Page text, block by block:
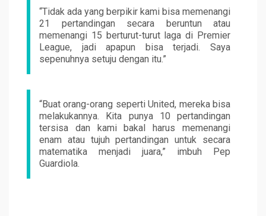
“Tidak ada yang berpikir kami bisa memenangi
21 pertandingan secara beruntun atau
memenangi 15 berturut-turut laga di Premier
League, jadi apapun bisa terjadi. Saya
sepenuhnya setuju dengan itu.”
“Buat orang-orang seperti United, mereka bisa
melakukannya. Kita punya 10 pertandingan
tersisa dan kami bakal harus memenangi
enam atau tujuh pertandingan untuk secara
matematika menjadi juara,” imbuh Pep
Guardiola.